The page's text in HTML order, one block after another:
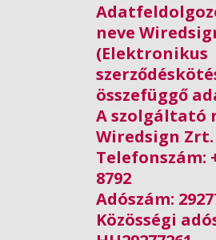
neve
(Elektronikus
összefüggő
A szolgáltató
Wiredsign Zrt.
Telefonszám:
8792
Adószám:
Közösségi